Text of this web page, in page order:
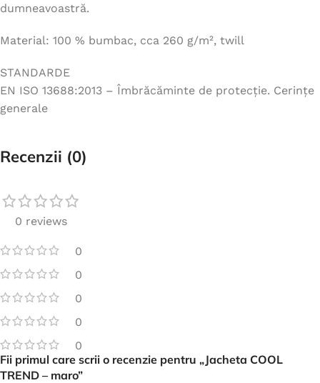
dumneavoastră.
Material: 100 % bumbac, cca 260 g/m², twill
STANDARDE
EN ISO 13688:2013 – Îmbrăcăminte de protecție. Cerințe
generale
Recenzii (0)
0 reviews
0
0
0
0
0
Fii primul care scrii o recenzie pentru „Jacheta COOL
TREND – maro”